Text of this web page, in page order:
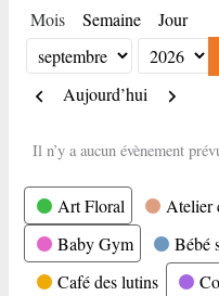
Mois Semaine Jour
Mois
Année
Précédent
Aujourd’hui Suivant
Il n’y a aucun évènement
Catégories
Art Floral Atelier
Baby Gym
Bébé
Café des lutins